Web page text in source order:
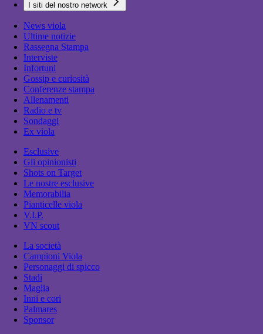
I siti del nostro network
News viola
Ultime notizie
Rassegna Stampa
Interviste
Infortuni
Gossip e curiosità
Conferenze stampa
Allenamenti
Radio e tv
Sondaggi
Ex viola
Esclusive
Gli opinionisti
Shots on Target
Le nostre esclusive
Memorabilia
Pianticelle viola
V.I.P.
VN scout
La società
Campioni Viola
Personaggi di spicco
Stadi
Maglia
Inni e cori
Palmares
Sponsor